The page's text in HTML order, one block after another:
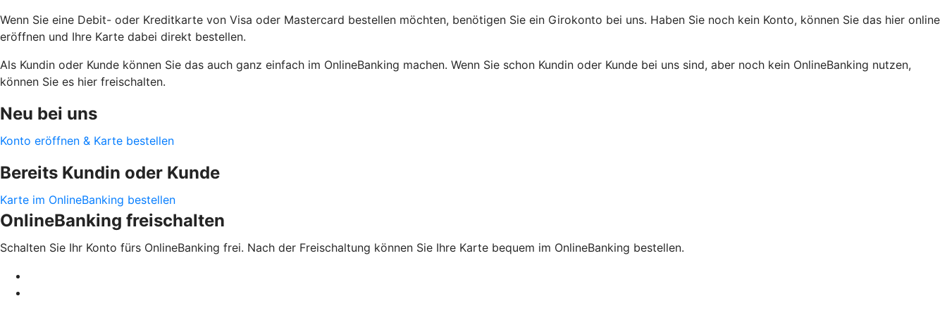
Wenn Sie eine Debit- oder Kreditkarte von Visa oder Mastercard bestellen möchten, benötigen Sie ein Girokonto bei uns. Haben Sie noch kein Konto, können Sie das hier online
eröffnen und Ihre Karte dabei direkt bestellen.
Als Kundin oder Kunde können Sie das auch ganz einfach im OnlineBanking machen. Wenn Sie schon Kundin oder Kunde bei uns sind, aber noch kein OnlineBanking nutzen,
können Sie es hier freischalten.
Neu bei uns
Konto eröffnen & Karte bestellen
Bereits Kundin oder Kunde
Karte im OnlineBanking bestellen
OnlineBanking freischalten
Schalten Sie Ihr Konto fürs OnlineBanking frei. Nach der Freischaltung können Sie Ihre Karte bequem im OnlineBanking bestellen.